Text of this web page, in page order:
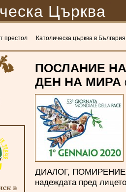
Църква
престол Католическа църква в България
ПОСЛАНИЕ
ДЕН НА МИРА
ДИАЛОГ,
надеждата пред